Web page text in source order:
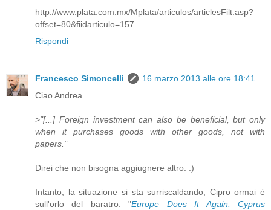
http://www.plata.com.mx/Mplata/articulos/articlesFilt.asp?
offset=80&fiidarticulo=157
Rispondi
Francesco Simoncelli
16 marzo 2013 alle ore 18:41
Ciao Andrea.
>"[...] Foreign investment can also be beneficial, but only
when it purchases goods with other goods, not with
papers."
Direi che non bisogna aggiugnere altro. :)
Intanto, la situazione si sta surriscaldando, Cipro ormai è
sull'orlo del baratro: "Europe Does It Again: Cyprus